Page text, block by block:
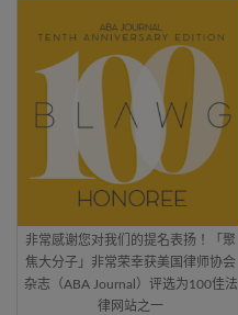
非常感谢您对我们的提名表扬！「聚
焦大分子」非常荣幸获美国律师协会
杂志（ABA Journal）评选为100佳法
律网站之一